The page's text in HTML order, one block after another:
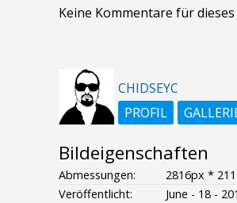
Keine Kommentare für dieses
CHIDSEYC
PROFIL
Bildeigenschaften
Abmessungen:
2816px *
Veröffentlicht:
June - 18 -